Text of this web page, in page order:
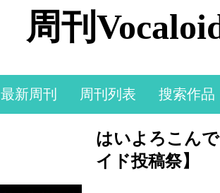
周刊
最新周刊 周刊列表 搜索作品
はいよろこん
イド投稿祭】